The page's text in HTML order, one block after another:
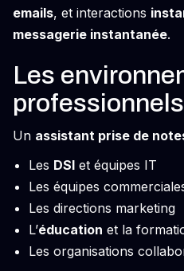
emails, et interactions
messagerie instantanée.
Les
Un assistant prise de
Les DSI et équipes IT
Les équipes
Les directions marketing
L’éducation et la
Les organisations